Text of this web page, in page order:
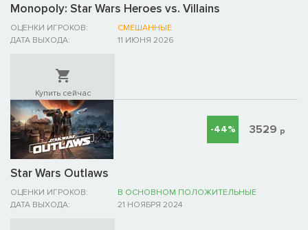
Monopoly: Star Wars Heroes vs. Villains
ОЦЕНКИ ИГРОКОВ:
СМЕШАННЫЕ
ДАТА ВЫХОДА:
11 ИЮНЯ 2026
Купить сейчас
Star Wars Outlaws
ОЦЕНКИ ИГРОКОВ:
В ОСНОВНОМ ПОЛОЖИТЕЛЬНЫЕ
ДАТА ВЫХОДА:
21 НОЯБРЯ 2024
-44% 3529 р